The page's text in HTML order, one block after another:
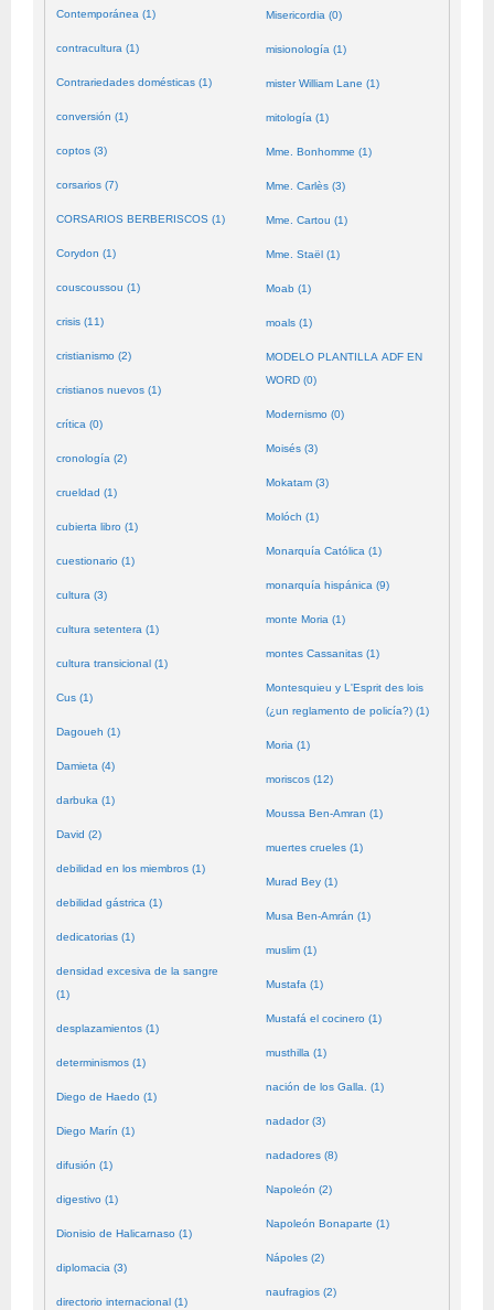
Contemporánea (1)
contracultura (1)
Contrariedades domésticas (1)
conversión (1)
coptos (3)
corsarios (7)
CORSARIOS BERBERISCOS (1)
Corydon (1)
couscoussou (1)
crisis (11)
cristianismo (2)
cristianos nuevos (1)
crítica (0)
cronología (2)
crueldad (1)
cubierta libro (1)
cuestionario (1)
cultura (3)
cultura setentera (1)
cultura transicional (1)
Cus (1)
Dagoueh (1)
Damieta (4)
darbuka (1)
David (2)
debilidad en los miembros (1)
debilidad gástrica (1)
dedicatorias (1)
densidad excesiva de la sangre
(1)
desplazamientos (1)
determinismos (1)
Diego de Haedo (1)
Diego Marín (1)
difusión (1)
digestivo (1)
Dionisio de Halicarnaso (1)
diplomacia (3)
directorio internacional (1)
Misericordia (0)
misionología (1)
mister William Lane (1)
mitología (1)
Mme. Bonhomme (1)
Mme. Carlès (3)
Mme. Cartou (1)
Mme. Staël (1)
Moab (1)
moals (1)
MODELO PLANTILLA ADF EN
WORD (0)
Modernismo (0)
Moisés (3)
Mokatam (3)
Molóch (1)
Monarquía Católica (1)
monarquía hispánica (9)
monte Moria (1)
montes Cassanitas (1)
Montesquieu y L'Esprit des lois
(¿un reglamento de policía?) (1)
Moria (1)
moriscos (12)
Moussa Ben-Amran (1)
muertes crueles (1)
Murad Bey (1)
Musa Ben-Amrán (1)
muslim (1)
Mustafa (1)
Mustafá el cocinero (1)
musthilla (1)
nación de los Galla. (1)
nadador (3)
nadadores (8)
Napoleón (2)
Napoleón Bonaparte (1)
Nápoles (2)
naufragios (2)